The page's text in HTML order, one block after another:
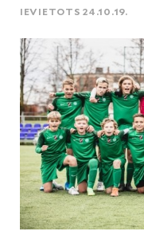
IEVIETOTS 24.10.19.